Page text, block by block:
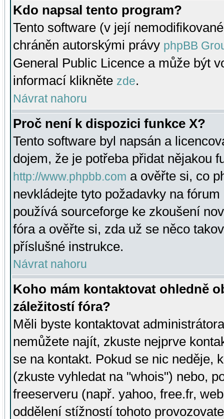
Kdo napsal tento program?
Tento software (v její
chráněn autorskými právy phpBB
General Public Licence a může být
informací klikněte zde.
Návrat nahoru
Proč není k dispozici funkce X?
Tento software byl napsán a
dojem, že je potřeba přidat nějakou
http://www.phpbb.com a ověřte si, co
nevkládejte tyto požadavky na
používá sourceforge ke zkoušení
fóra a ověřte si, zda už se něco
příslušné instrukce.
Návrat nahoru
Koho mám kontaktovat ohledně
záležitostí fóra?
Měli byste kontaktovat
nemůžete najít, zkuste nejprve
se na kontakt. Pokud se nic neděje,
(zkuste vyhledat na "whois") nebo,
freeserveru (např. yahoo, free.fr,
oddělení stížností tohoto